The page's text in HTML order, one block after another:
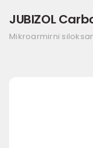
JUBIZOL
Mikroarmirni